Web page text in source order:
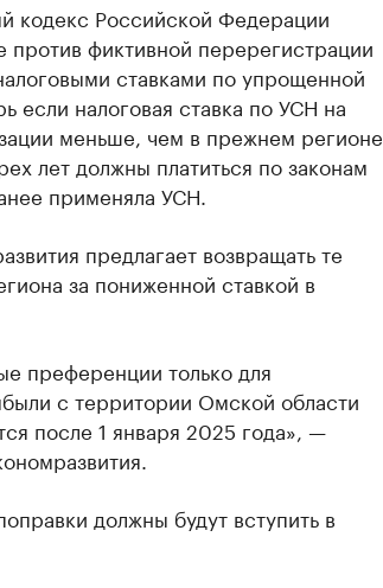
кодекс Российской Федерации
фиктивной перерегистрации
ставками по упрощенной
если налоговая ставка по УСН на
меньше, чем в прежнем регионе
лет должны платиться по законам
применяла УСН.
предлагает возвращать те
за пониженной ставкой в
преференции только для
с территории Омской области
после 1 января 2025 года», —
должны будут вступить в